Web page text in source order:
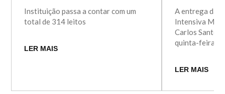
Instituição passa a contar com um
total de 314 leitos
LER MAIS
A entrega da
Intensiva
Carlos Santos
quinta-feira
LER MAIS